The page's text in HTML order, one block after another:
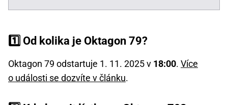
1️⃣ Od kolika je Oktagon 79?
Oktagon 79 odstartuje 1. 11. 2025 v 18:00. Více
o události se dozvíte v článku.